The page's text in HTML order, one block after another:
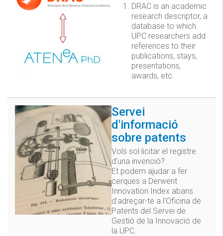
DRAC is an academic
research descriptor, a
database to which
UPC researchers add
references to their
publications, stays,
presentations,
awards, etc.
Servei
d'informació
sobre patents
Vols sol·licitar el registre
d'una invenció?
Et podem ajudar a fer
cerques a Derwent
Innovation Index abans
d'adreçar-te a l'Oficina de
Patents del Servei de
Gestió de la Innovació de
la UPC.